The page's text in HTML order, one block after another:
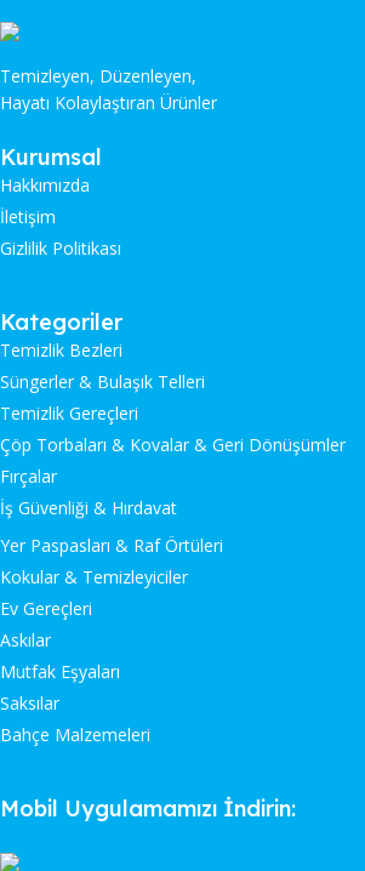
Temizleyen, Düzenleyen,
Hayatı Kolaylaştıran Ürünler
Kurumsal
Hakkımızda
İletişim
Gizlilik Politikası
Kategoriler
Temizlik Bezleri
Süngerler & Bulaşık Telleri
Temizlik Gereçleri
Çöp Torbaları & Kovalar & Geri Dönüşümler
Fırçalar
İş Güvenliği & Hırdavat
Yer Paspasları & Raf Örtüleri
Kokular & Temizleyiciler
Ev Gereçleri
Askılar
Mutfak Eşyaları
Saksılar
Bahçe Malzemeleri
Mobil Uygulamamızı İndirin: